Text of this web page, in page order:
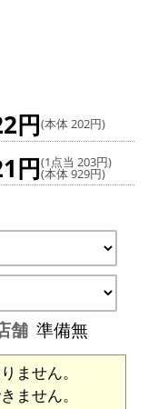
円(本体 202円)
円(1点当 203円)
(本体 929円)
舗 準備無
ません。
ません。